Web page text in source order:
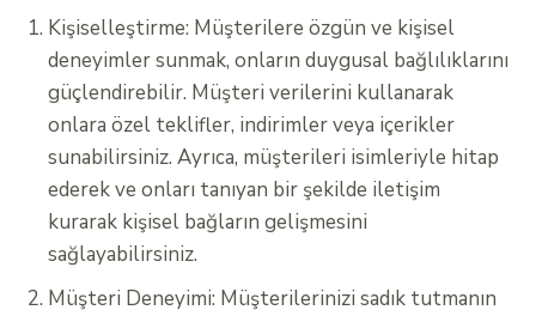
Kişiselleştirme: Müşterilere özgün ve kişisel
deneyimler sunmak, onların duygusal bağlılıklarını
güçlendirebilir. Müşteri verilerini kullanarak
onlara özel teklifler, indirimler veya içerikler
sunabilirsiniz. Ayrıca, müşterileri isimleriyle hitap
ederek ve onları tanıyan bir şekilde iletişim
kurarak kişisel bağların gelişmesini
sağlayabilirsiniz.
Müşteri Deneyimi: Müşterilerinizi sadık tutmanın